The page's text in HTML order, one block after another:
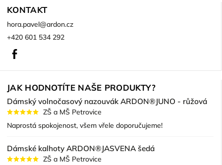
KONTAKT
hora.pavel@ardon.cz
+420 601 534 292
JAK HODNOTÍTE NAŠE PRODUKTY?
Dámský volnočasový nazouvák ARDON®JUNO - růžová
ZŠ a MŠ Petrovice
Naprostá spokojenost, všem vřele doporučujeme!
Dámské kalhoty ARDON®JASVENA šedá
ZŠ a MŠ Petrovice